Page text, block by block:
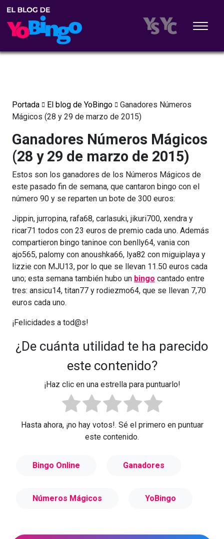
Portada El blog de YoBingo
Ganadores Números
Mágicos (28 y 29 de marzo de 2015)
Ganadores Números Mágicos
(28 y 29 de marzo de 2015)
Estos son los ganadores de los Números Mágicos de
este pasado fin de semana, que cantaron bingo con el
número 90 y se reparten un bote de 300 euros:
Jippin, jurropina, rafa68, carlasuki, jikuri700, xendra y
ricar71 todos con 23 euros de premio cada uno. Además
compartieron bingo taninoe con benlly64, vania con
ajo565, palomy con anoushka66, lya82 con miguiplaya y
lizzie con MJU13, por lo que se llevan 11.50 euros cada
uno; esta semana también hubo un bingo cantado entre
tres: ansicu14, titan77 y rodiezmo64, que se llevan 7,70
euros cada uno.
¡Felicidades a tod@s!
¿De cuánta utilidad te ha parecido
este contenido?
¡Haz clic en una estrella para puntuarlo!
Hasta ahora, ¡no hay votos!. Sé el primero en puntuar
este contenido.
Bingo Online Ganadores
Números Mágicos YoBingo